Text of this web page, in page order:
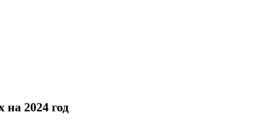
2024 год